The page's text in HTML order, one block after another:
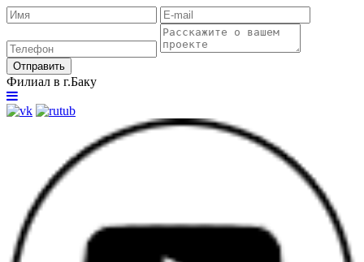
Отправить
Филиал в г.Баку